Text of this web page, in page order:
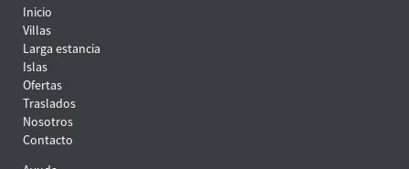
Inicio
Villas
Larga estancia
Islas
Ofertas
Traslados
Nosotros
Contacto